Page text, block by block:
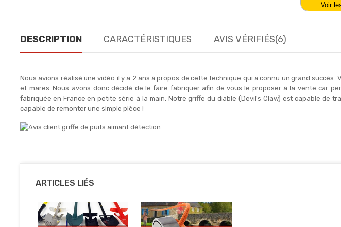
Voir
DESCRIPTION CARACTÉRISTIQUES AVIS VÉRIFIÉS(6)
Nous avions réalisé une vidéo il y a 2 ans à propos de cette technique qui a connu un grand
et mares. Nous avons donc décidé de le faire fabriquer afin de vous le proposer à la vente car
fabriquée en France en petite série à la main. Notre griffe du diable (Devil's Claw) est capable de
capable de remonter une simple pièce !
ARTICLES LIÉS